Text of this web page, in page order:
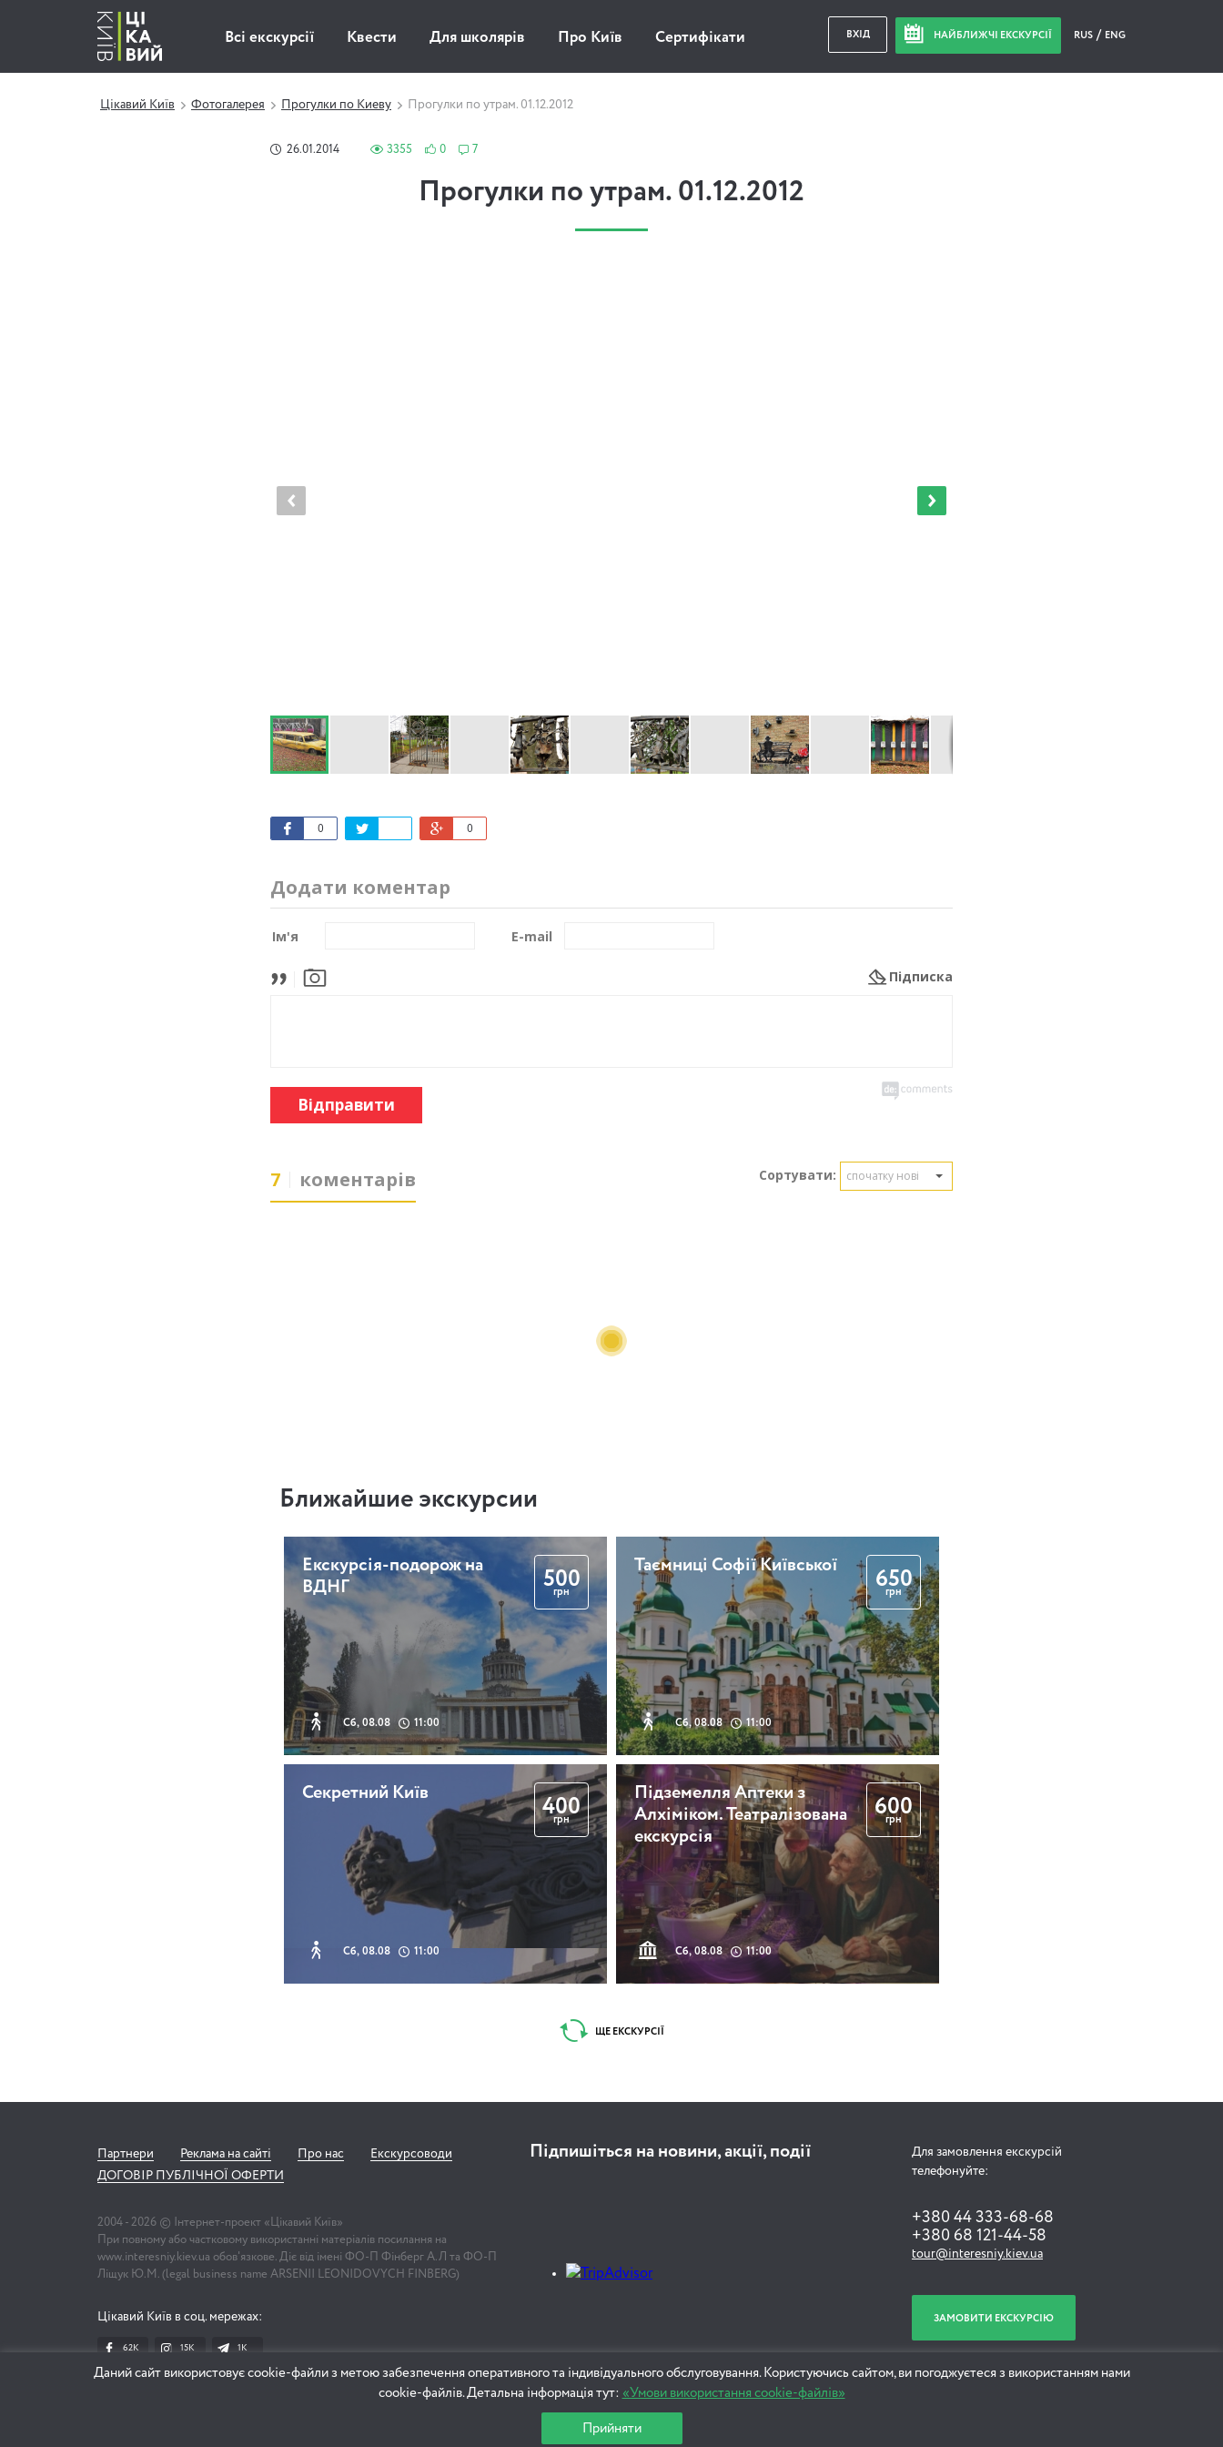
Всі екскурсії Квести Для школярів Про Київ Сертифікати ВХІД НАЙБЛИЖЧІ ЕКСКУРСІЇ RUS ENG
Цікавий Київ Фотогалерея Прогулки по Киеву Прогулки по утрам. 01.12.2012
26.01.2014 3355 0 7
Прогулки по утрам. 01.12.2012
0 0
Додати коментар
Ім'я E-mail
Підписка
Відправити
7 коментарів Сортувати: спочатку нові
Ближайшие экскурсии
Екскурсія-подорож на
ВДНГ
Сб, 08.08 11:00
500
грн
Таємниці Софії Київської
Сб, 08.08 11:00
650
грн
Секретний Київ
Сб, 08.08 11:00
400
грн
Підземелля Аптеки з
Алхіміком. Театралізована
екскурсія
Сб, 08.08 11:00
600
грн
ЩЕ ЕКСКУРСІЇ
Партнери Реклама на сайті Про нас
Екскурсоводи
ДОГОВІР ПУБЛІЧНОЇ ОФЕРТИ
2004 - 2026 © Інтернет-проект «Цікавий Київ»
При повному або частковому використанні матеріалів посилання на
www.interesniy.kiev.ua обов'язкове. Діє від імені ФО-П Фінберг А.Л та ФО-П
Ліщук Ю.М. (legal business name ARSENII LEONIDOVYCH FINBERG)
Цікавий Київ в соц. мережах:
62K 15K 1К
Підпишіться на новини, акції, події
Для замовлення екскурсій
телефонуйте:
+380 44 333-68-68
+380 68 121-44-58
tour@interesniy.kiev.ua
ЗАМОВИТИ ЕКСКУРСІЮ
Даний сайт використовує cookie-файли з метою забезпечення оперативного та індивідуального обслуговування. Користуючись сайтом, ви погоджуєтеся з використанням нами
cookie-файлів. Детальна інформація тут: «Умови використання cookie-файлів»
Прийняти